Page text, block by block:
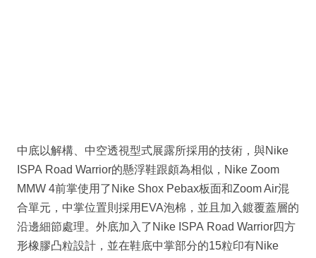
中底以解構、中空透視型式展露所採用的技術，與Nike
ISPA Road Warrior的懸浮鞋跟頗為相似，Nike Zoom
MMW 4前掌使用了Nike Shox Pebax板面和Zoom Air混
合單元，中掌位置則採用EVA泡棉，並且加入鍍覆蓋層的
沿邊細節處理。外底加入了Nike ISPA Road Warrior四方
形橡膠凸粒設計，並在鞋底中掌部分的15粒印有Nike